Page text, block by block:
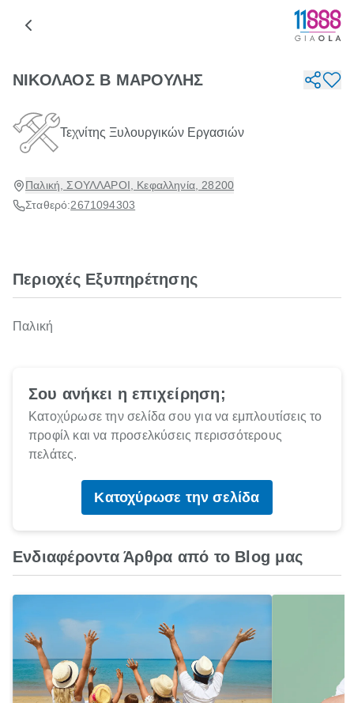
ΝΙΚΟΛΑΟΣ Β ΜΑΡΟΥΛΗΣ
Τεχνίτης Ξυλουργικών Εργασιών
Παλική, ΣΟΥΛΛΑΡΟΙ, Κεφαλληνία, 28200
Σταθερό:2671094303
Περιοχές Εξυπηρέτησης
Παλική
Σου ανήκει η επιχείρηση;
Κατοχύρωσε την σελίδα σου για να εμπλουτίσεις το
προφίλ και να προσελκύσεις περισσότερους
πελάτες.
Κατοχύρωσε την σελίδα
Ενδιαφέροντα Άρθρα από το Blog μας